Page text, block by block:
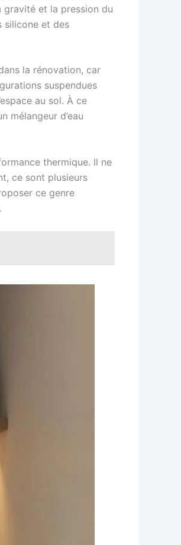
gravité et la pression du
silicone et des
la rénovation, car
suspendues
au sol. À ce
mélangeur d’eau
thermique. Il ne
ce sont plusieurs
ce genre